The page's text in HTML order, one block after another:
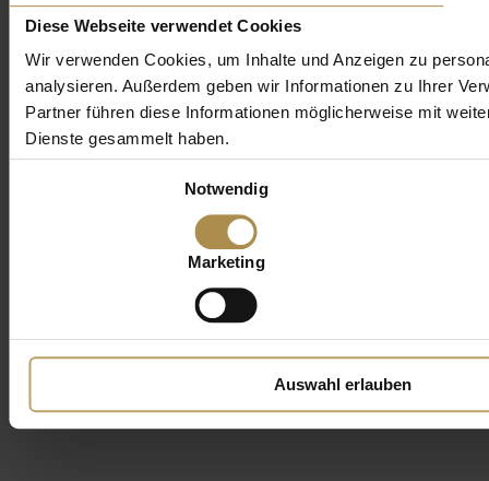
Diese Webseite verwendet Cookies
Wir verwenden Cookies, um Inhalte und Anzeigen zu
analysieren. Außerdem geben wir Informationen zu Ihrer
Partner führen diese Informationen möglicherweise mit
Dienste gesammelt haben.
Notwendig
Marketing
Auswahl erlauben